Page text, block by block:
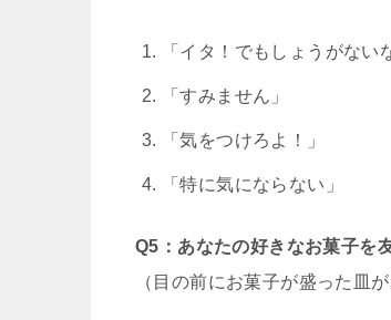
「イタ！でもしょうがない
「すみません」
「気をつけろよ！」
「特に気にならない」
Q5：あなたの好きなお菓子を
（目の前にお菓子が盛った皿